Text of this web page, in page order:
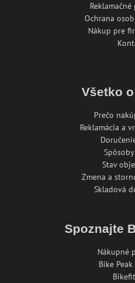
Ochrana
Nákup pre
Všetko
Prečo
Reklamácia a
Stav
Zmena a
Skladová
Spoznajte
Nákupné
Bike